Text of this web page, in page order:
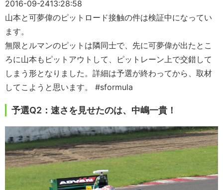
2016-09-2413:28:58
山本と可夢偉のピットロード接触の件は検証中になってい
ます。
無限とルマンのピットは隣同士で、先に可夢偉が出たとこ
ろに山本もピットアウトして、ピットレーン上で交錯して
しまう形となりました。詳細は予選が終わってから、取材
してこようと思います。 #sformula
予選Q2：速さを見せたのは、中嶋一貴！